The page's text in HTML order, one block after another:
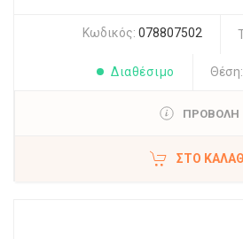
Κωδικός: 078807502
Διαθέσιμο Θέση:
ΠΡΟΒΟΛΗ
ΣΤΟ